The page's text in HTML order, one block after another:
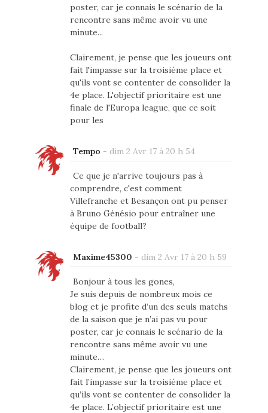
poster, car je connais le scénario de la
rencontre sans même avoir vu une
minute...
Clairement, je pense que les joueurs ont
fait l'impasse sur la troisième place et
qu'ils vont se contenter de consolider la
4e place. L'objectif prioritaire est une
finale de l'Europa league, que ce soit
pour les
Tempo - dim 2 Avr 17 à 20 h 54
Ce que je n'arrive toujours pas à
comprendre, c'est comment
Villefranche et Besançon ont pu penser
à Bruno Génésio pour entraîner une
équipe de football?
Maxime45300 - dim 2 Avr 17 à 20 h 59
Bonjour à tous les gones,
Je suis depuis de nombreux mois ce
blog et je profite d’un des seuls matchs
de la saison que je n’ai pas vu pour
poster, car je connais le scénario de la
rencontre sans même avoir vu une
minute…
Clairement, je pense que les joueurs ont
fait l’impasse sur la troisième place et
qu’ils vont se contenter de consolider la
4e place. L’objectif prioritaire est une